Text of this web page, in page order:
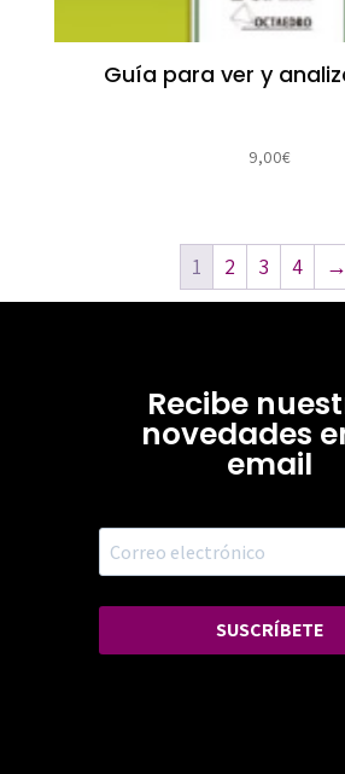
Guía para ver y
9,00€
1 2 3 4 →
Recibe
novedades
email
SUSCRÍBETE